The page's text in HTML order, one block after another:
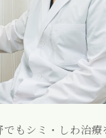
もシミ・しわ治